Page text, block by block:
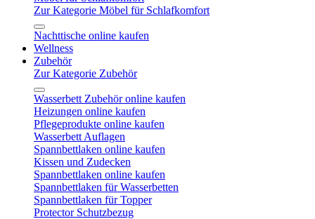
Zur Kategorie Möbel für Schlafkomfort
Nachttische online kaufen
Wellness
Zubehör
Zur Kategorie Zubehör
Wasserbett Zubehör online kaufen
Heizungen online kaufen
Pflegeprodukte online kaufen
Wasserbett Auflagen
Spannbettlaken online kaufen
Kissen und Zudecken
Spannbettlaken online kaufen
Spannbettlaken für Wasserbetten
Spannbettlaken für Topper
Protector Schutzbezug